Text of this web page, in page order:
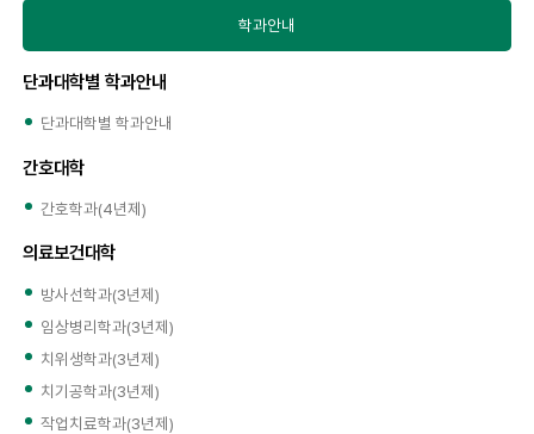
학과안내
단과대학별 학과안내
단과대학별 학과안내
간호대학
간호학과(4년제)
의료보건대학
방사선학과(3년제)
임상병리학과(3년제)
치위생학과(3년제)
치기공학과(3년제)
작업치료학과(3년제)